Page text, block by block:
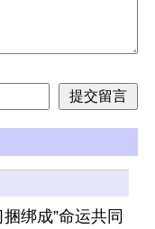
绑成”命运共同